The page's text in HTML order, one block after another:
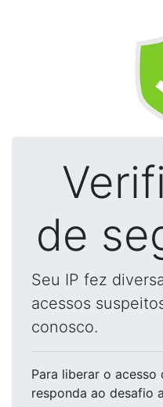
de
Seu IP fez
acessos
conosco.
Para liberar o acesso
responda ao desafio